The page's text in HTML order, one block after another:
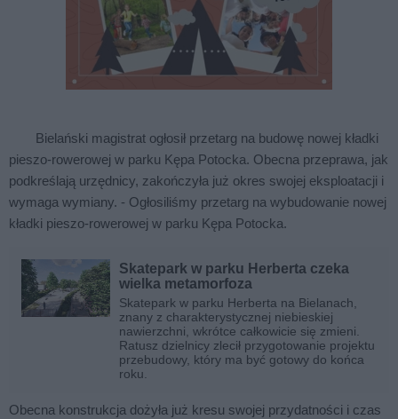
Bielański magistrat ogłosił przetarg na budowę nowej kładki
pieszo-rowerowej w parku Kępa Potocka. Obecna przeprawa, jak
podkreślają urzędnicy, zakończyła już okres swojej eksploatacji i
wymaga wymiany. - Ogłosiliśmy przetarg na wybudowanie nowej
kładki pieszo-rowerowej w parku Kępa Potocka.
Skatepark w parku Herberta czeka
wielka metamorfoza
Skatepark w parku Herberta na Bielanach,
znany z charakterystycznej niebieskiej
nawierzchni, wkrótce całkowicie się zmieni.
Ratusz dzielnicy zlecił przygotowanie projektu
przebudowy, który ma być gotowy do końca
roku.
Obecna konstrukcja dożyła już kresu swojej przydatności i czas